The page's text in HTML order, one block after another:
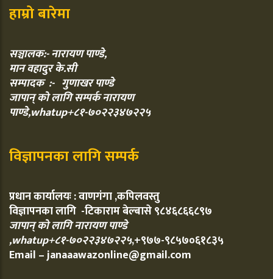
हाम्रो बारेमा
सञ्चालक:- नारायण पाण्डे,
मान वहादुर के.सी
सम्पादक :- गुणाखर पाण्डे
जापान् को लागि सम्पर्क नारायण
पाण्डे,whatup+८१-७०२२३४७२२५
विज्ञापनका लागि सम्पर्क
प्रधान कार्यालयः : वाणगंगा ,कपिलवस्तु
विज्ञापनका लागि -टिकाराम बेल्बासे ९८४६८६६८९७
जापान् को लागि नारायण पाण्डे
,whatup+८१-७०२२३४७२२५,+९७७-९८५७०६१८३५
Email – janaaawazonline@gmail.com